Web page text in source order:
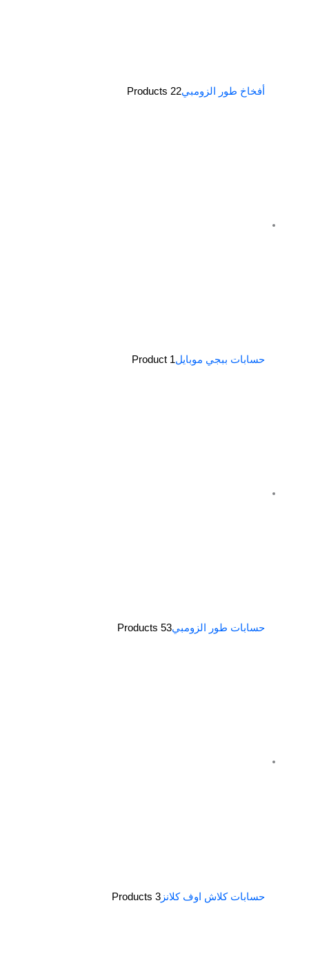
أفخاخ طور الزومبي22 Products
حسابات ببجي موبايل1 Product
حسابات طور الزومبي53 Products
حسابات كلاش اوف كلانز 3 Products